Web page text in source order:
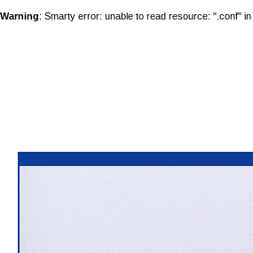
Warning: Smarty error: unable to read resource: ".conf" in